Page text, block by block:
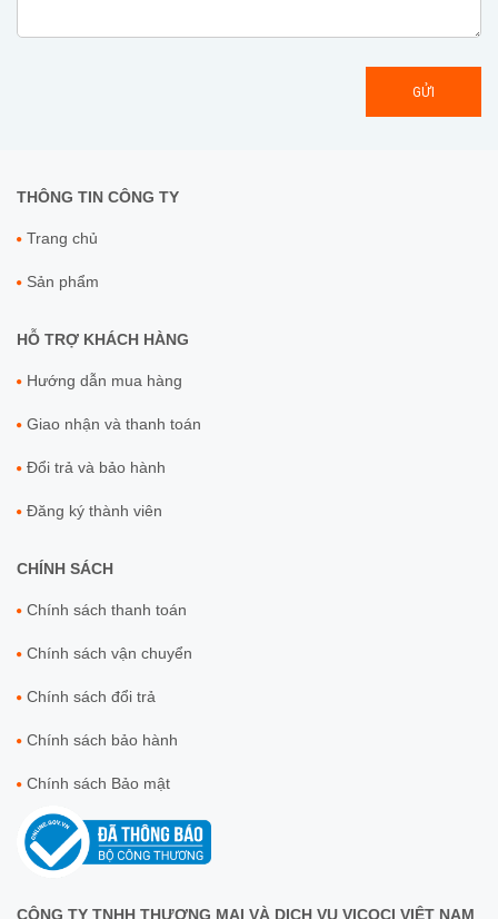
GỬI
THÔNG TIN CÔNG TY
Trang chủ
Sản phẩm
HỖ TRỢ KHÁCH HÀNG
Hướng dẫn mua hàng
Giao nhận và thanh toán
Đổi trả và bảo hành
Đăng ký thành viên
CHÍNH SÁCH
Chính sách thanh toán
Chính sách vận chuyển
Chính sách đổi trả
Chính sách bảo hành
Chính sách Bảo mật
CÔNG TY TNHH THƯƠNG MẠI VÀ DỊCH VỤ VICOCI VIỆT NAM